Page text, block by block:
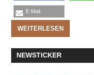
E-Mail
WEITERLESEN
NEWSTICKER